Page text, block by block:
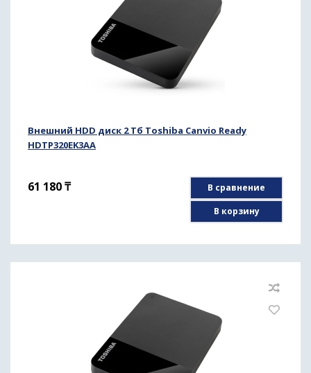
Внешний HDD диск 2 Тб Toshiba Canvio Ready
HDTP320EK3AA
61 180₸
В сравнение
В корзину